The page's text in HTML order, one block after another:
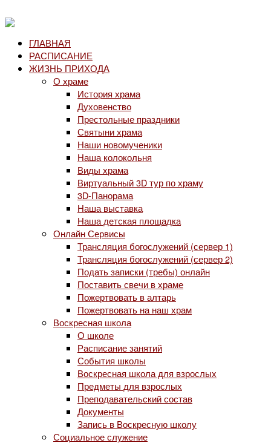
ГЛАВНАЯ
РАСПИСАНИЕ
ЖИЗНЬ ПРИХОДА
О храме
История храма
Духовенство
Престольные праздники
Святыни храма
Наши новомученики
Наша колокольня
Виды храма
Виртуальный 3D тур по храму
3D-Панорама
Наша выставка
Наша детская площадка
Онлайн Сервисы
Трансляция богослужений (сервер 1)
Трансляция богослужений (сервер 2)
Подать записки (требы) онлайн
Поставить свечи в храме
Пожертвовать в алтарь
Пожертвовать на наш храм
Воскресная школа
О школе
Расписание занятий
События школы
Воскресная школа для взрослых
Предметы для взрослых
Преподавательский состав
Документы
Запись в Воскресную школу
Социальное служение